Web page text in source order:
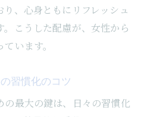
、心身ともにリフレッシュ
こうした配慮が、女性から
います。
習慣化のコツ
最大の鍵は、日々の習慣化